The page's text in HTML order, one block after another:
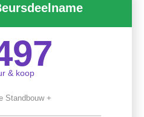
& koop
Standbouw +